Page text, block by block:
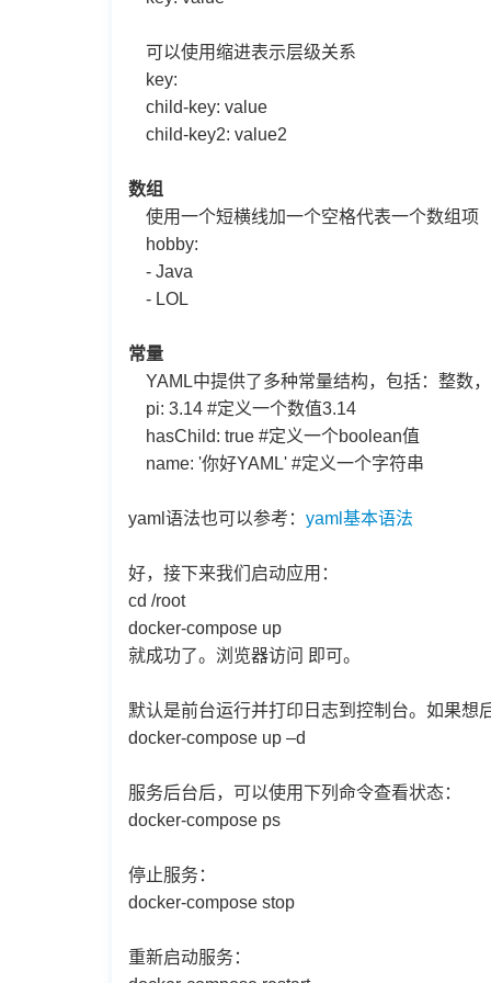
可以使用缩进表示层级关系
key:
child-key: value
child-key2: value2
数组
使用一个短横线加一个空格代表一个数组项
hobby:
- Java
- LOL
常量
YAML中提供了多种常量结构，包括：整数
pi: 3.14 #定义一个数值3.14
hasChild: true #定义一个boolean值
name: '你好YAML' #定义一个字符串
yaml语法也可以参考： yaml基本语法
好，接下来我们启动应用：
cd /root
docker-compose up
就成功了。浏览器访问 即可。
默认是前台运行并打印日志到控制台。如果想
docker-compose up –d
服务后台后，可以使用下列命令查看状态：
docker-compose ps
停止服务：
docker-compose stop
重新启动服务：